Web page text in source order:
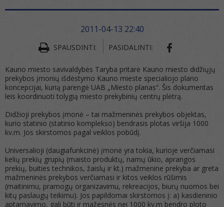
2011-04-13 22:40
SPAUSDINTI: PASIDALINTI:
Kauno miesto savivaldybės Taryba pritarė Kauno miesto didžiųjų
prekybos įmonių išdėstymo Kauno mieste specialiojo plano
koncepcijai, kurią parengė UAB „Miesto planas“. Šis dokumentas
leis koordinuoti tolygią miesto prekybinių centrų plėtrą.
Didžioji prekybos įmonė – tai mažmeninės prekybos objektas,
kurio statinio (statinio komplekso) bendrasis plotas viršija 1000
kv.m. Jos skirstomos pagal veiklos pobūdį.
Universalioji (daugiafunkcinė) įmonė yra tokia, kurioje verčiamasi
kelių prekių grupių (maisto produktų, namų ūkio, aprangos
prekių, buities technikos, žaislų ir kt.) mažmenine prekyba ar greta
mažmeninės prekybos verčiamasi ir kitos veiklos rūšimis
(maitinimu, pramogų organizavimu, rekreacijos, biurų nuomos bei
kitų paslaugų teikimu). Jos papildomai skirstomos į: a) kasdieninio
aptarnavimo, gali būti ir mažesnės nei 1000 kv.m bendro ploto